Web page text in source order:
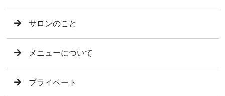
サロンのこと
メニューについて
プライベート